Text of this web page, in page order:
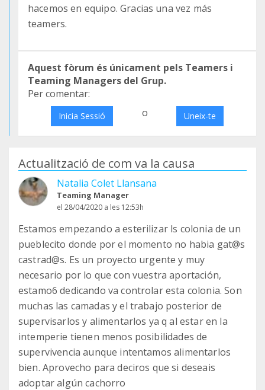
hacemos en equipo. Gracias una vez más
teamers.
Aquest fòrum és únicament pels Teamers i
Teaming Managers del Grup.
Per comentar:
Inicia Sessió o Uneix-te
Actualització de com va la causa
Natalia Colet Llansana
Teaming Manager
el 28/04/2020 a les 12:53h
Estamos empezando a esterilizar ls colonia de un
pueblecito donde por el momento no habia gat@s
castrad@s. Es un proyecto urgente y muy
necesario por lo que con vuestra aportación,
estamo6 dedicando va controlar esta colonia. Son
muchas las camadas y el trabajo posterior de
supervisarlos y alimentarlos ya q al estar en la
intemperie tienen menos posibilidades de
supervivencia aunque intentamos alimentarlos
bien. Aprovecho para deciros que si deseais
adoptar algún cachorro